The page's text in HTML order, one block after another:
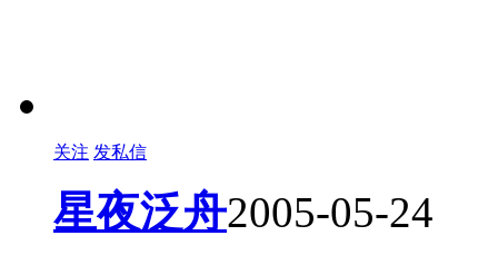
关注 发私信
星夜泛舟2005-05-24